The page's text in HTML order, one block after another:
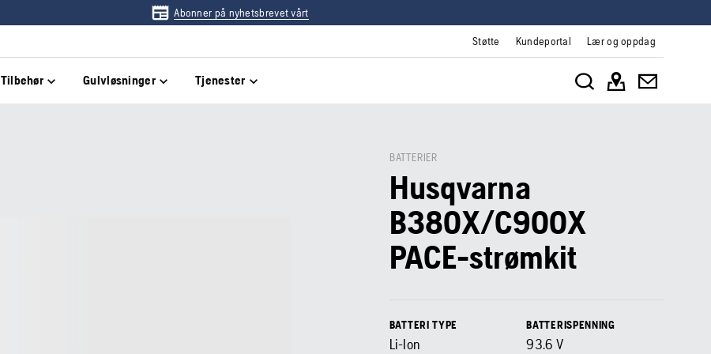
Abonner på nyhetsbrevet vårt
Støtte Kundeportal Lær og oppdag
Tilbehør Gulvløsninger Tjenester
BATTERIER
Husqvarna
B380X/C900X
PACE-strømkit
BATTERI TYPE
Li-Ion
BATTERISPENNING
93.6 V